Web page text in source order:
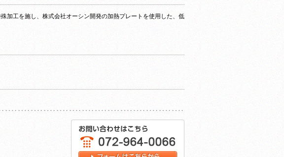
加工を施し、株式会社オーシン開発の加熱プレートを使用した、低